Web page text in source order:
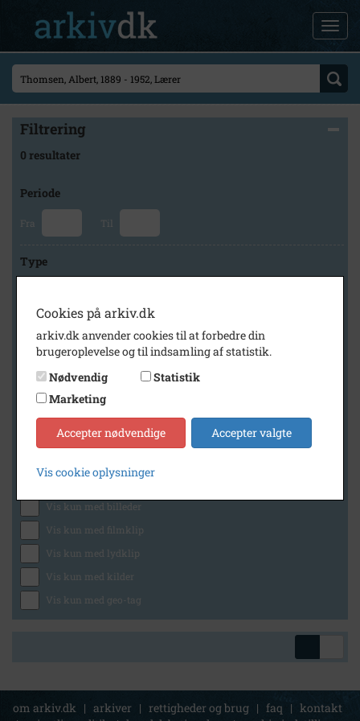
Filtrering
0 resultater
Periode
Fra Til
Type
Arkiv
Holbæk Stadsarkiv
Generelt
Vis kun med billeder
Vis kun med filmklip
Vis kun med lydklip
Vis kun med kilder
Vis kun med geo-tag
om arkiv.dk | arkiver | rettigheder og brug | faq | kontakt
Cookies på arkiv.dk
arkiv.dk anvender cookies til at forbedre din
brugeroplevelse og til indsamling af statistik.
Nødvendig
Statistik
Marketing
Accepter nødvendige Accepter valgte
Vis cookie oplysninger